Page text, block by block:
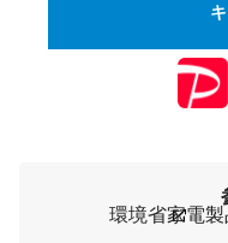
環境省家電製